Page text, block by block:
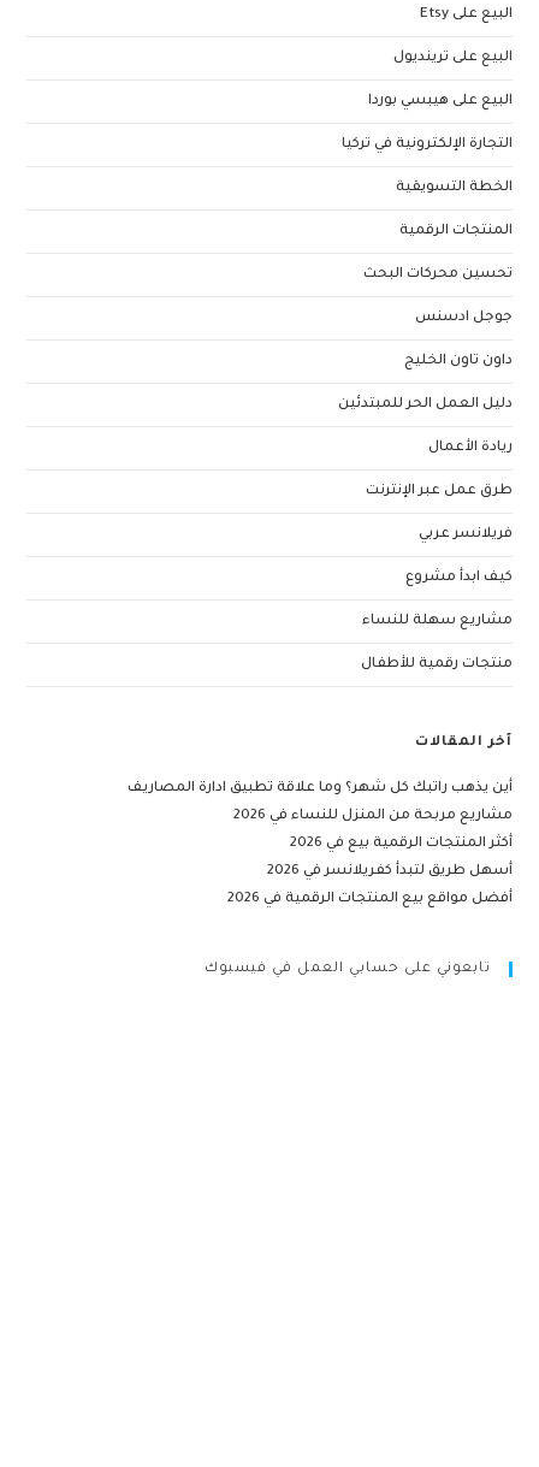
البيع على Etsy
البيع على ترينديول
البيع على هيبسي بوردا
التجارة الإلكترونية في تركيا
الخطة التسويقية
المنتجات الرقمية
تحسين محركات البحث
جوجل ادسنس
داون تاون الخليج
دليل العمل الحر للمبتدئين
ريادة الأعمال
طرق عمل عبر الإنترنت
فريلانسر عربي
كيف ابدأ مشروع
مشاريع سهلة للنساء
منتجات رقمية للأطفال
آخر المقالات
أين يذهب راتبك كل شهر؟ وما علاقة تطبيق ادارة المصاريف
مشاريع مربحة من المنزل للنساء في 2026
أكثر المنتجات الرقمية بيع في 2026
أسهل طريق لتبدأ كفريلانسر في 2026
أفضل مواقع بيع المنتجات الرقمية في 2026
تابعوني على حسابي العمل في فيسبوك